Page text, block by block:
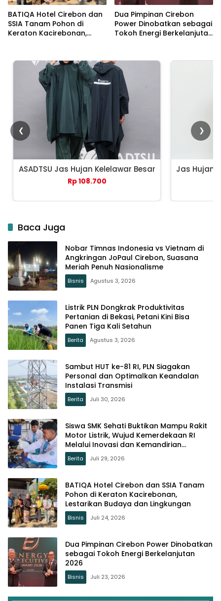
BATIQA Hotel Cirebon dan
SSIA Tanam Pohon di
Keraton Kacirebonan,
Dua Pimpinan Cirebon
Power Dinobatkan sebagai
Tokoh Energi Berkelanjutan
❮
ASADTSU Jas Hujan Kelelawar Besar
Rp 108.700
Jas Hujan
❯
Baca Juga
Nobar Timnas Indonesia vs Vietnam di
Angkringan JoPaul Cirebon, Suasana
Meriah Penuh Nasionalisme
Bisnis Agustus 3, 2026
Listrik PLN Dongkrak Produktivitas
Pertanian di Bekasi, Petani Kini Bisa
Panen Tiga Kali Setahun
Berita Agustus 3, 2026
Sambut HUT ke-81 RI, PLN Siagakan
Personal dan Optimalkan Keandalan
Instalasi Transmisi
Berita Juli 30, 2026
Siswa SMK Sehati Buktikan Mampu Rakit
Motor Listrik, Wujud Kemerdekaan RI
Melalui Inovasi dan Kemandirian
Generasi Muda
Berita Juli 29, 2026
BATIQA Hotel Cirebon dan SSIA Tanam
Pohon di Keraton Kacirebonan,
Lestarikan Budaya dan Lingkungan
Bisnis Juli 24, 2026
Dua Pimpinan Cirebon Power Dinobatkan
sebagai Tokoh Energi Berkelanjutan
2026
Bisnis Juli 23, 2026